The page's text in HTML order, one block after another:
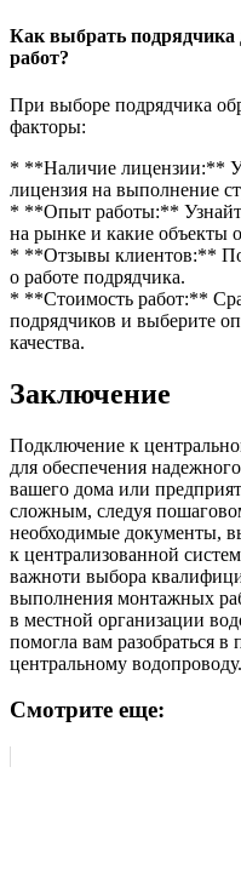
Как выбрать
работ?
При выборе подрядчика
факторы:
* **Наличие лицензии:**
лицензия на выполнение
* **Опыт работы:**
на рынке и какие объекты
* **Отзывы клиентов:**
о работе подрядчика.
* **Стоимость работ:**
подрядчиков и выберите
качества.
Заключение
Подключение к
для обеспечения
вашего дома или
сложным, следуя
необходимые документы,
к централизованной
важноти выбора
выполнения монтажных
в местной организации
помогла вам разобраться
центральному
Смотрите еще: